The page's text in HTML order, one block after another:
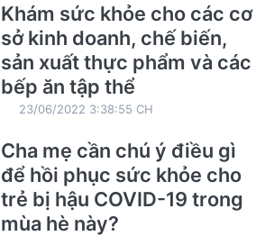
Khám sức khỏe cho các cơ
sở kinh doanh, chế biến,
sản xuất thực phẩm và các
bếp ăn tập thể
23/06/2022 3:38:55 CH
Cha mẹ cần chú ý điều gì
để hồi phục sức khỏe cho
trẻ bị hậu COVID-19 trong
mùa hè này?